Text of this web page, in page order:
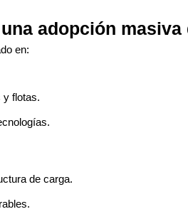
adopción
en:
y flotas.
de carga.